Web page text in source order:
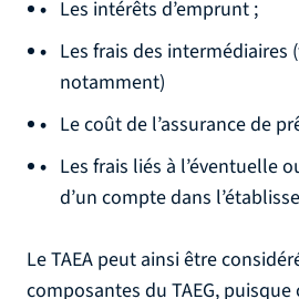
Les intérêts d’emprunt ;
Les frais des intermédiaires
notamment)
Le coût de l’assurance de
Les frais liés à l’éventuelle
d’un compte dans
Le TAEA peut ainsi être
composantes du TAEG, puisque